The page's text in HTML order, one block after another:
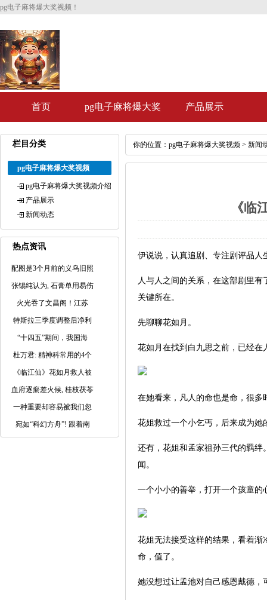
pg电子麻将爆大奖视频！
首页 pg电子麻将爆大奖
视频介绍
产品展示
栏目分类
pg电子麻将爆大奖视频
pg电子麻将爆大奖视频介绍
产品展示
新闻动态
热点资讯
配图是3个月前的义乌旧照
张锡纯认为, 石膏单用易伤
火光吞了文昌阁！江苏
特斯拉三季度调整后净利
“十四五”期间，我国海
杜万君: 精神科常用的4个
《临江仙》花如月救人被
血府逐瘀差火候, 桂枝茯苓
一种重要却容易被我们忽
宛如“科幻方舟”! 跟着南
你的位置： pg电子麻将爆大奖视频 > 新闻
《临
伊说说，认真追剧、专注剧评品
人与人之间的关系，在这部剧里
关键所在。
先聊聊花如月。
花如月在找到白九思之前，已经
在她看来，凡人的命也是命，很
花姐救过一个小乞丐，后来成为
还有，花姐和孟家祖孙三代的羁
闻。
一个小小的善举，打开一个孩童
花姐无法接受这样的结果，看着
命，值了。
她没想过让孟池对自己感恩戴德